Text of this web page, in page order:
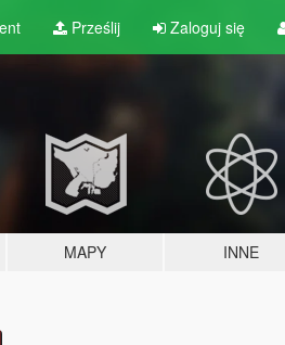
Prześlij Zaloguj się
MAPY INNE